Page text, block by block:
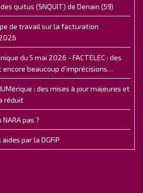
quitus (SNQUIT) de Denain (59)
de travail sur la facturation
du 5 mai 2026 - FACTELEC : des
beaucoup d’imprécisions…
: des mises à jour majeures et
réduit
pas ?
par la DGFiP